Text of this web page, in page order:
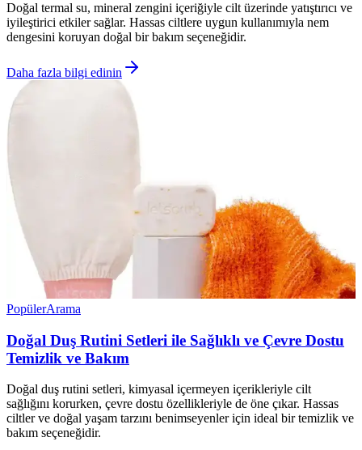
Doğal termal su, mineral zengini içeriğiyle cilt üzerinde yatıştırıcı ve
iyileştirici etkiler sağlar. Hassas ciltlere uygun kullanımıyla nem
dengesini koruyan doğal bir bakım seçeneğidir.
Daha fazla bilgi edinin
PopülerArama
Doğal Duş Rutini Setleri ile Sağlıklı ve Çevre Dostu
Temizlik ve Bakım
Doğal duş rutini setleri, kimyasal içermeyen içerikleriyle cilt
sağlığını korurken, çevre dostu özellikleriyle de öne çıkar. Hassas
ciltler ve doğal yaşam tarzını benimseyenler için ideal bir temizlik ve
bakım seçeneğidir.